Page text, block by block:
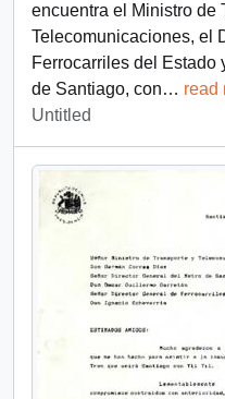
encuentra el Ministro de
Telecomunicaciones, el
Ferrocarriles del Estado
de Santiago, con… read
Untitled